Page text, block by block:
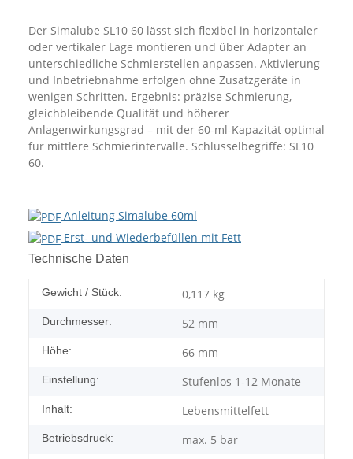
Der Simalube SL10 60 lässt sich flexibel in horizontaler
oder vertikaler Lage montieren und über Adapter an
unterschiedliche Schmierstellen anpassen. Aktivierung
und Inbetriebnahme erfolgen ohne Zusatzgeräte in
wenigen Schritten. Ergebnis: präzise Schmierung,
gleichbleibende Qualität und höherer
Anlagenwirkungsgrad – mit der 60-ml-Kapazität optimal
für mittlere Schmierintervalle. Schlüsselbegriffe: SL10
60.
Anleitung Simalube 60ml
Erst- und Wiederbefüllen mit Fett
Technische Daten
Gewicht / Stück: 0,117 kg
Durchmesser: 52 mm
Höhe: 66 mm
Einstellung: Stufenlos 1-12 Monate
Inhalt: Lebensmittelfett
Betriebsdruck: max. 5 bar